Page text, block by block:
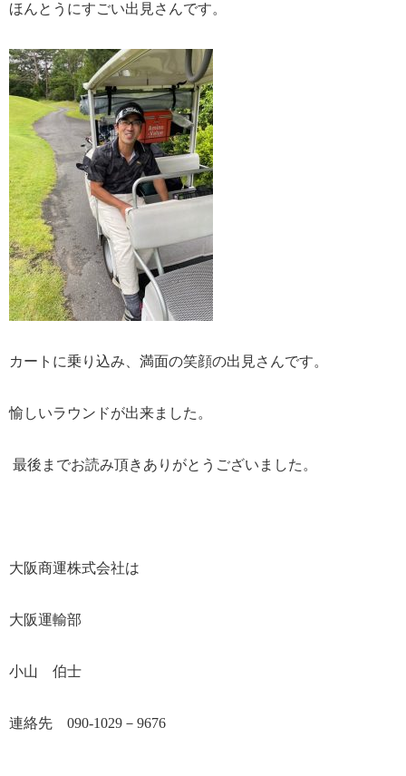
ほんとうにすごい出見さんです。
カートに乗り込み、満面の笑顔の出見さんです。
愉しいラウンドが出来ました。
最後までお読み頂きありがとうございました。
大阪商運株式会社は
大阪運輸部
小山 伯士
連絡先 090-1029 － 9676